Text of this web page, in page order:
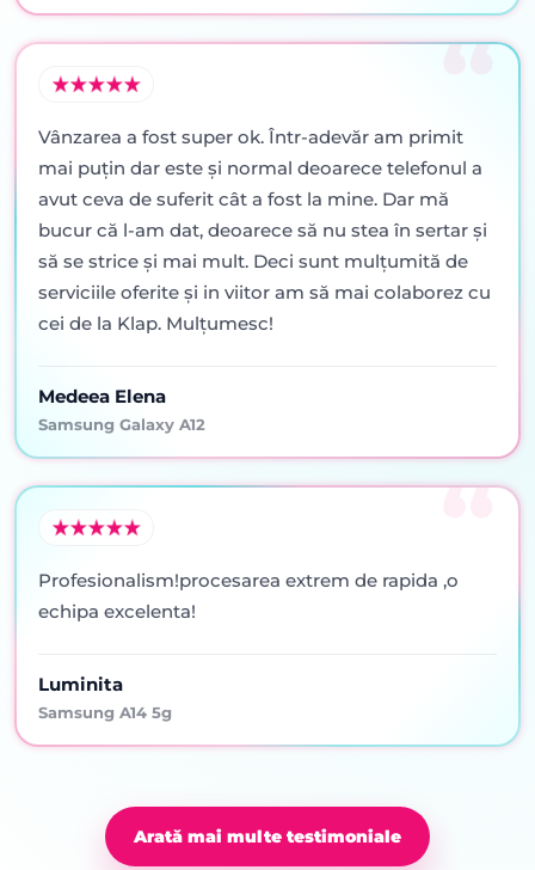
Vânzarea a fost super ok. Într-adevăr am primit
mai puţin dar este şi normal deoarece telefonul a
avut ceva de suferit cât a fost la mine. Dar mă
bucur că l-am dat, deoarece să nu stea în sertar şi
să se strice şi mai mult. Deci sunt mulţumită de
serviciile oferite şi in viitor am să mai colaborez cu
cei de la Klap. Mulţumesc!
Medeea Elena
Samsung Galaxy A12
Profesionalism!procesarea extrem de rapida ,o
echipa excelenta!
Luminita
Samsung A14 5g
Arată mai multe testimoniale